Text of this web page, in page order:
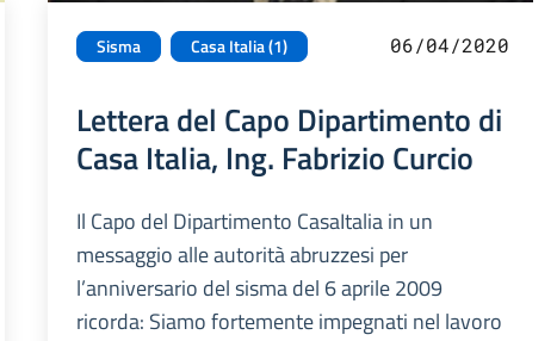
Sisma Casa Italia (1) 06/04/2020
Lettera del Capo Dipartimento di
Casa Italia, Ing. Fabrizio Curcio
Il Capo del Dipartimento CasaItalia in un
messaggio alle autorità abruzzesi per
l’anniversario del sisma del 6 aprile 2009
ricorda: Siamo fortemente impegnati nel lavoro